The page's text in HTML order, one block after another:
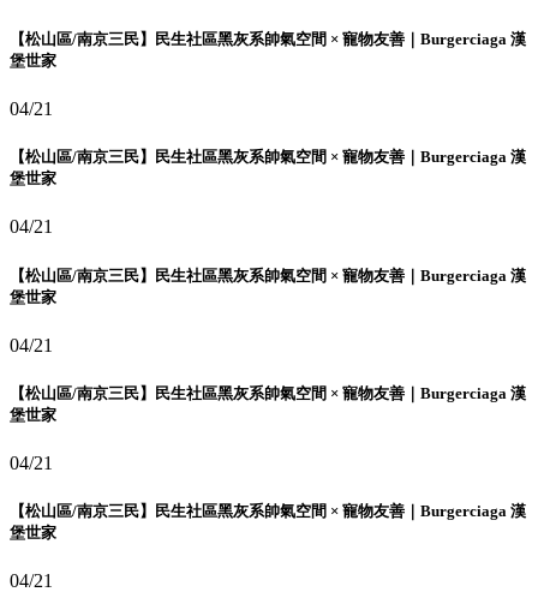
【松山區/南京三民】民生社區黑灰系帥氣空間 × 寵物友善｜Burgerciaga 漢
堡世家
04/21
【松山區/南京三民】民生社區黑灰系帥氣空間 × 寵物友善｜Burgerciaga 漢
堡世家
04/21
【松山區/南京三民】民生社區黑灰系帥氣空間 × 寵物友善｜Burgerciaga 漢
堡世家
04/21
【松山區/南京三民】民生社區黑灰系帥氣空間 × 寵物友善｜Burgerciaga 漢
堡世家
04/21
【松山區/南京三民】民生社區黑灰系帥氣空間 × 寵物友善｜Burgerciaga 漢
堡世家
04/21